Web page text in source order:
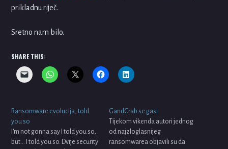
prikladnu riječ.
Sretno nam bilo.
SHARE THIS:
Ransomware evolucija, told
you so
I'm not gonna say I told you so,
but... I told you so. Dvije security
GandCrab se gasi
Tijekom vikenda autori jednog
od najzloglasnijeg
ransomwarea objavili su da